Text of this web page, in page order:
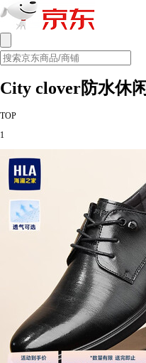
City clover防水休
TOP
1